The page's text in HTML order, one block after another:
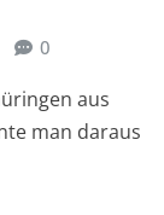
0
aus
man daraus